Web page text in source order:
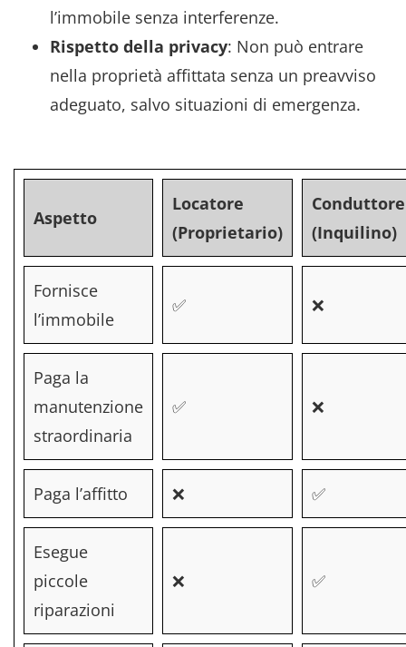
l’immobile senza interferenze.
Rispetto della privacy: Non può entrare
nella proprietà affittata senza un preavviso
adeguato, salvo situazioni di emergenza.
Aspetto
Locatore
(Proprietario)
Conduttore
(Inquilino)
Fornisce
l’immobile
✅ ❌
Paga la
manutenzione
straordinaria
✅ ❌
Paga l’affitto ❌ ✅
Esegue
piccole
riparazioni
❌ ✅